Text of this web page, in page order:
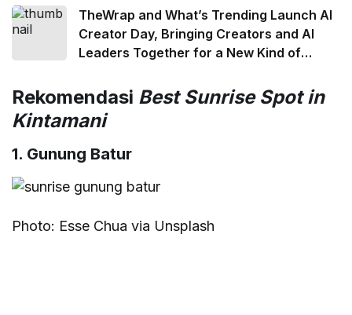
TheWrap and What’s Trending Launch AI
Creator Day, Bringing Creators and AI
Leaders Together for a New Kind of
Rekomendasi Best Sunrise Spot in
Kintamani
1. Gunung Batur
Photo: Esse Chua via Unsplash